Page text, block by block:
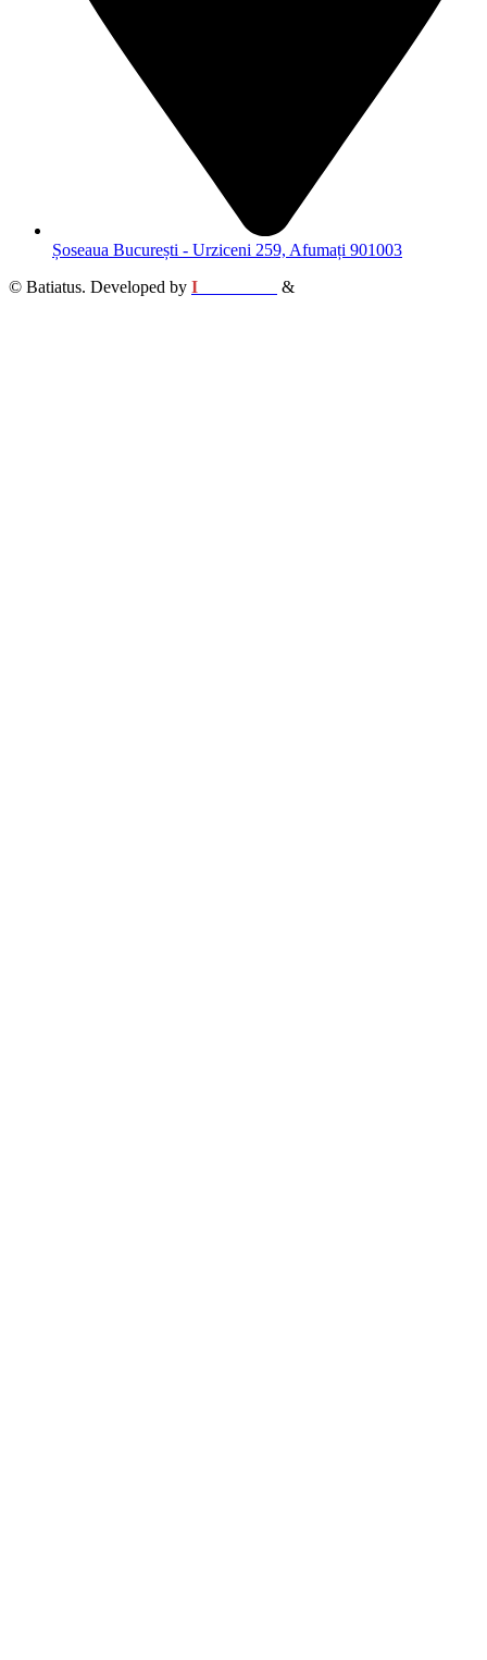
Șoseaua București - Urziceni 259, Afumați 901003
© Batiatus. Developed by I &